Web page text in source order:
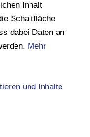
Inhalt
Schaltfläche
dabei Daten an
Mehr
und Inhalte